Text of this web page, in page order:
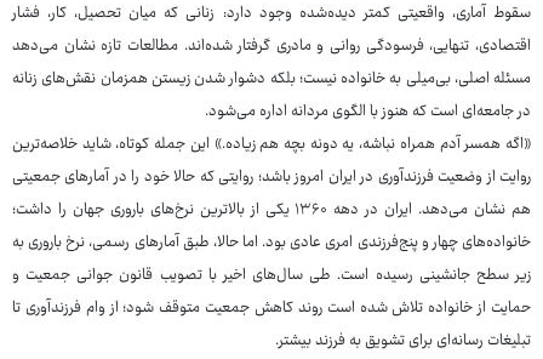
سقوط آماری، واقعیتی کمتر دیده‌شده وجود دارد: زنانی که میان تحصیل، کار، فشار
اقتصادی، تنهایی، فرسودگی روانی و مادری گرفتار شده‌اند. مطالعات تازه نشان می‌دهد
مسئله اصلی، بی‌میلی به خانواده نیست؛ بلکه دشوار شدن زیستن همزمان نقش‌های زنانه
در جامعه‌ای است که هنوز با الگوی مردانه اداره می‌شود.
«اگه همسر آدم همراه نباشه، یه دونه بچه هم زیاده.» این جمله کوتاه، شاید خلاصه‌ترین
روایت از وضعیت فرزندآوری در ایران امروز باشد؛ روایتی که حالا خود را در آمارهای جمعیتی
هم نشان می‌دهد. ایران در دهه ۱۳۶۰ یکی از بالاترین نرخ‌های باروری جهان را داشت؛
خانواده‌های چهار و پنج‌فرزندی امری عادی بود. اما حالا، طبق آمارهای رسمی، نرخ باروری به
زیر سطح جانشینی رسیده است. طی سال‌های اخیر با تصویب قانون جوانی جمعیت و
حمایت از خانواده تلاش شده است روند کاهش جمعیت متوقف شود؛ از وام فرزندآوری تا
تبلیغات رسانه‌ای برای تشویق به فرزند بیشتر.